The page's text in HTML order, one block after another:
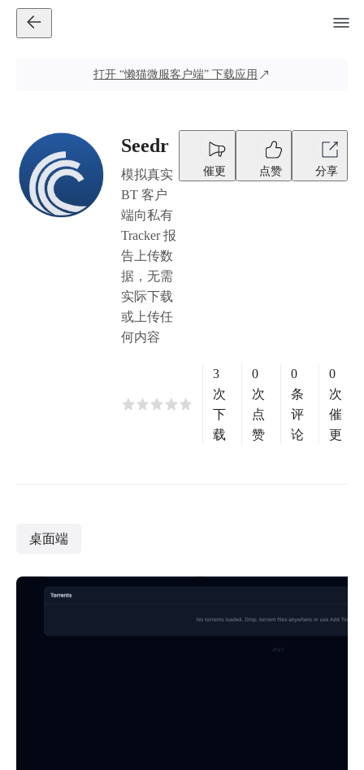
打开 “懒猫微服客户端” 下载应用
Seedr
模拟真实
BT 客户
端向私有
Tracker 报
告上传数
据，无需
实际下载
或上传任
何内容
催更 点赞 分享
3
次
下
载
0
次
点
赞
0
条
评
论
0
次
催
更
桌面端